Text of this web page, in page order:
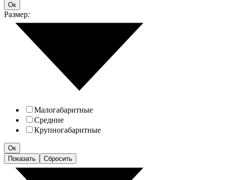
Ок
Размер:
Малогабаритные
Средние
Крупногабаритные
Ок
Показать
Сбросить